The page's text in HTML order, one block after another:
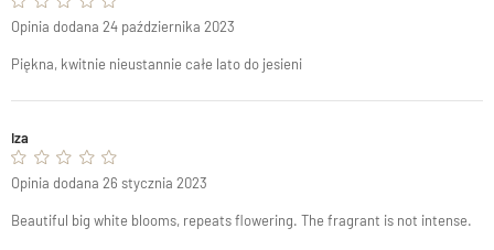
Piękna, kwitnie nieustannie całe lato do jesieni
Iza
Opinia dodana 24 października 2023
Beautiful big white blooms, repeats flowering. The fragrant is not intense.
Opinia dodana 26 stycznia 2023